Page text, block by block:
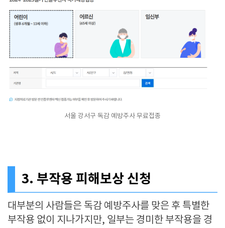
서울 강서구 독감 예방주사 무료접종
3. 부작용 피해보상 신청
대부분의 사람들은 독감 예방주사를 맞은 후 특별한
부작용 없이 지나가지만, 일부는 경미한 부작용을 경